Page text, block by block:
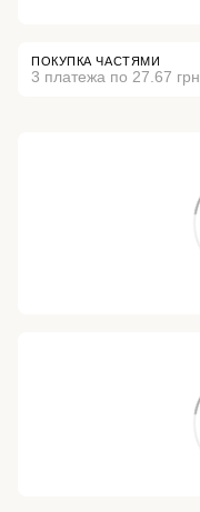
ПОКУПКА ЧАСТЯМИ
3 платежа по 27.67 грн